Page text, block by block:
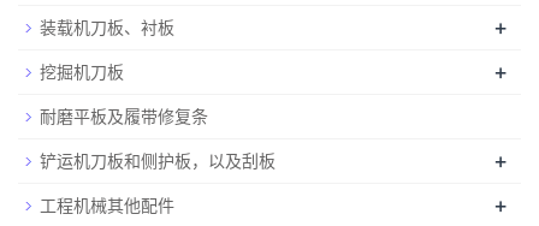
装载机刀板、衬板 +
挖掘机刀板 +
耐磨平板及履带修复条
铲运机刀板和侧护板，以及刮板
+
工程机械其他配件 +